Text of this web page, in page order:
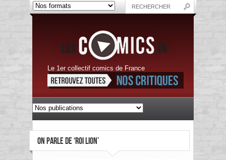
Le 1er collectif comics de France
ON PARLE DE ‘ROI LION’